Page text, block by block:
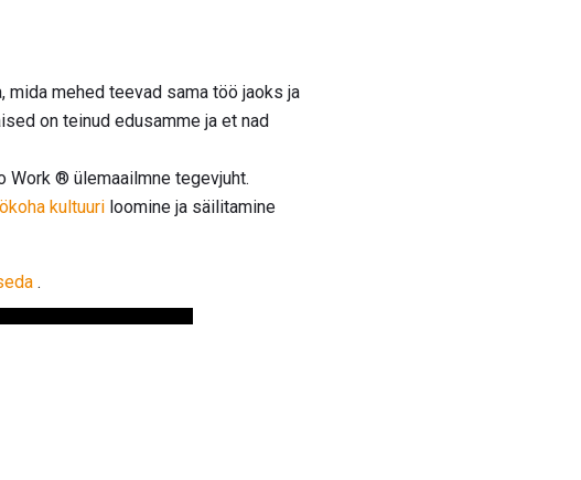
mehed teevad sama töö jaoks ja
on teinud edusamme ja et nad
Work ® ülemaailmne tegevjuht.
kultuuri loomine ja säilitamine
.